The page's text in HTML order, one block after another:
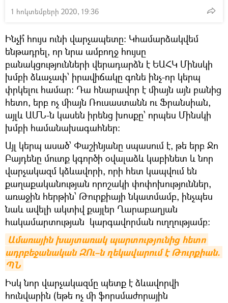
1 հոկտեմբերի 2020, 19:36
Ինչի՞ հույս ունի վարչապետը։ Կհամարձակվեմ
ենթադրել, որ նրա ամբողջ հույսը
բանակցությունների վերադարձն է ԵԱՀԿ Մինսկի
խմբի ձևաչափ՝ իրավիճակը գոնե ինչ-որ կերպ
փրկելու համար։ Դա հնարավոր է միայն այն բանից
հետո, երբ ոչ միայն Ռուսաստանն ու Ֆրանսիան,
այլև ԱՄՆ-ն կասեն իրենց խոսքը՝ որպես Մինսկի
խմբի համանախագահներ։
Այլ կերպ ասած՝ Փաշինյանը սպասում է, թե երբ Ջո
Բայդենը մուտք կգործի օվալաձև կաբինետ և նոր
վարչակազմ կձևավորի, որի հետ կապվում են
քաղաքականության որոշակի փոփոխություններ,
առաջին հերթին՝ Թուրքիայի նկատմամբ, ինչպես
նաև ավելի ակտիվ քայլեր Ղարաբաղյան
հակամարտության կարգավորման ուղղությամբ։
Ամառային խայտառակ պարտությունից հետո
ադրբեջանական ԶՈւ–ն ղեկավարում է Թուրքիան.
ՊՆ
Իսկ նոր վարչակազմը պետք է ձևավորվի
հունվարին (եթե ոչ մի ֆորսմաժորային